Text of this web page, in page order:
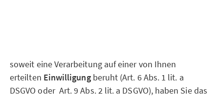
soweit eine Verarbeitung auf einer von Ihnen
erteilten Einwilligungberuht (Art. 6 Abs. 1 lit. a
DSGVO oder Art. 9 Abs. 2 lit. a DSGVO), haben Sie das